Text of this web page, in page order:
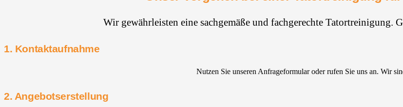
Wir gewährleisten eine sachgemäße und fachgerechte Tatortreinigung.
1. Kontaktaufnahme
Nutzen Sie unseren Anfrageformular oder rufen Sie uns an. Wir
2. Angebotserstellung